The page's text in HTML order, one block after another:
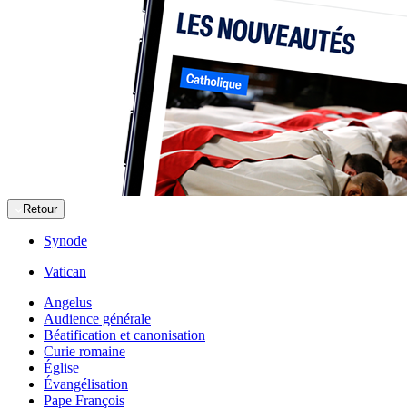
Retour
Synode
Vatican
Angelus
Audience générale
Béatification et canonisation
Curie romaine
Église
Évangélisation
Pape François